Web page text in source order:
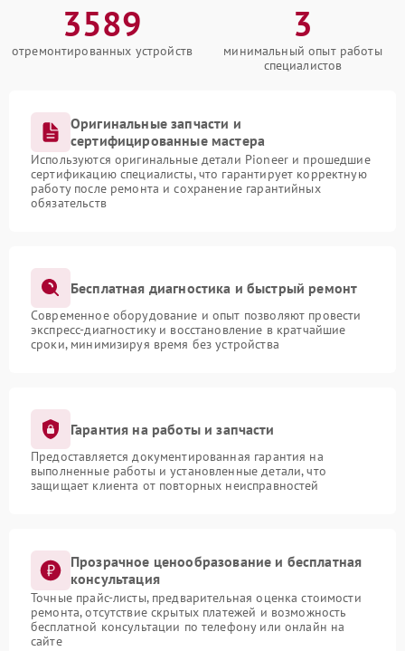
3589
отремонтированных устройств
3
минимальный опыт работы
специалистов
Оригинальные запчасти и
сертифицированные мастера
Используются оригинальные детали Pioneer и прошедшие
сертификацию специалисты, что гарантирует корректную
работу после ремонта и сохранение гарантийных
обязательств
Бесплатная диагностика и быстрый ремонт
Современное оборудование и опыт позволяют провести
экспресс-диагностику и восстановление в кратчайшие
сроки, минимизируя время без устройства
Гарантия на работы и запчасти
Предоставляется документированная гарантия на
выполненные работы и установленные детали, что
защищает клиента от повторных неисправностей
Прозрачное ценообразование и бесплатная
консультация
Точные прайс-листы, предварительная оценка стоимости
ремонта, отсутствие скрытых платежей и возможность
бесплатной консультации по телефону или онлайн на
сайте